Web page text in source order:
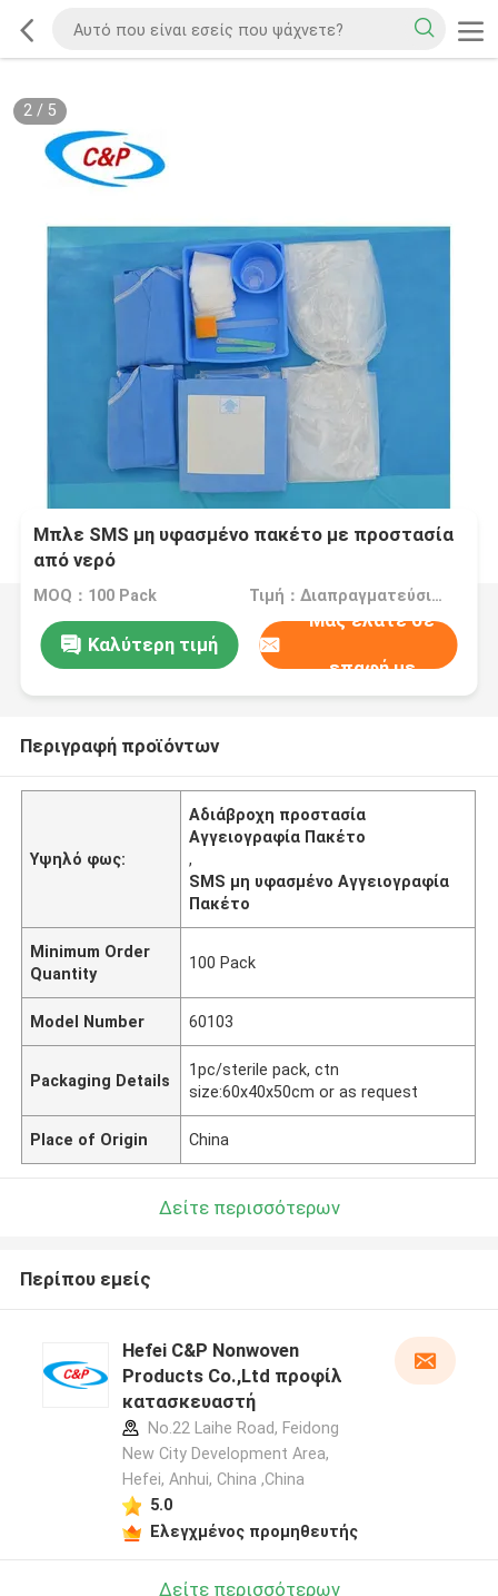
2/ 5
Μπλε SMS μη υφασμένο πακέτο με προστασία
από νερό
MOQ：100 Pack Τιμή：Διαπραγματεύσιμα
Καλύτερη τιμή
Μας ελάτε σε
επαφή με
Περιγραφή προϊόντων
Υψηλό φως:
Αδιάβροχη προστασία
Αγγειογραφία Πακέτο
,
SMS μη υφασμένο Αγγειογραφία
Πακέτο
Minimum Order
Quantity
100 Pack
Model Number 60103
Packaging Details
1pc/sterile pack, ctn
size:60x40x50cm or as request
Place of Origin China
Δείτε περισσότερων
Περίπου εμείς
Hefei C&P Nonwoven
Products Co.,Ltd προφίλ
κατασκευαστή
No.22 Laihe Road, Feidong
New City Development Area,
Hefei, Anhui, China ,China
5.0
Ελεγχμένος προμηθευτής
Δείτε περισσότερων